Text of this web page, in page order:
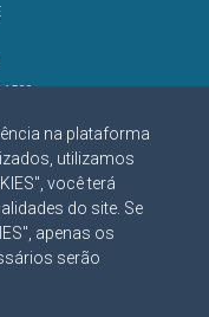
na plataforma
utilizamos
você terá
do site. Se
apenas os
serão
1500